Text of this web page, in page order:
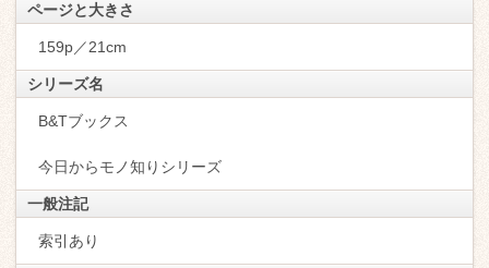
ページと大きさ
159p／21cm
シリーズ名
B&Tブックス
今日からモノ知りシリーズ
一般注記
索引あり